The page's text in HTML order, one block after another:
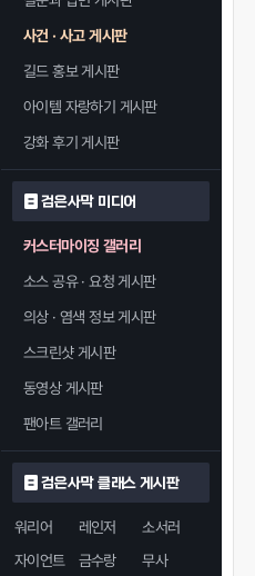
사건 · 사고 게시판
길드 홍보 게시판
아이템 자랑하기 게시판
강화 후기 게시판
검은사막 미디어
커스터마이징 갤러리
소스 공유 · 요청 게시판
의상 · 염색 정보 게시판
스크린샷 게시판
동영상 게시판
팬아트 갤러리
검은사막 클래스 게시판
워리어 레인저
소서러
자이언트
금수랑
무사